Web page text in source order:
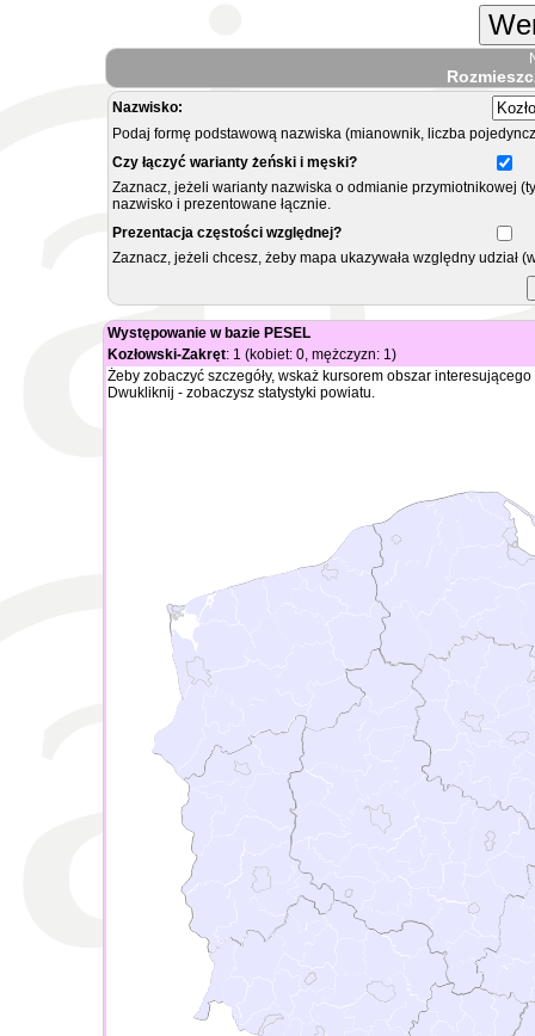
Nazwisko:
Podaj formę podstawową nazwiska (mianownik, liczba
Czy łączyć warianty żeński i męski?
Zaznacz, jeżeli warianty nazwiska o odmianie przymiotnikowej
nazwisko i prezentowane łącznie.
Prezentacja częstości względnej?
Zaznacz, jeżeli chcesz, żeby mapa ukazywała względny
Występowanie w bazie PESEL
Kozłowski-Zakręt: 1 (kobiet: 0, mężczyzn: 1)
Żeby zobaczyć szczegóły, wskaż kursorem obszar
Dwukliknij - zobaczysz statystyki powiatu.